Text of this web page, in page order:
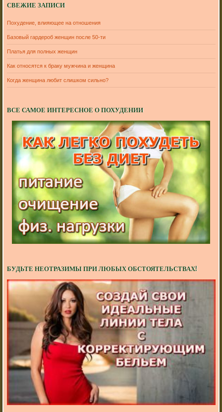
СВЕЖИЕ ЗАПИСИ
Похудение, влияющее на отношения
Базовый гардероб женщин после 50-ти
Платья для полных женщин
Как относятся к браку мужчина и женщина
Когда женщина любит слишком сильно?
ВСЕ САМОЕ ИНТЕРЕСНОЕ О ПОХУДЕНИИ
БУДЬТЕ НЕОТРАЗИМЫ ПРИ ЛЮБЫХ ОБСТОЯТЕЛЬСТВАХ!